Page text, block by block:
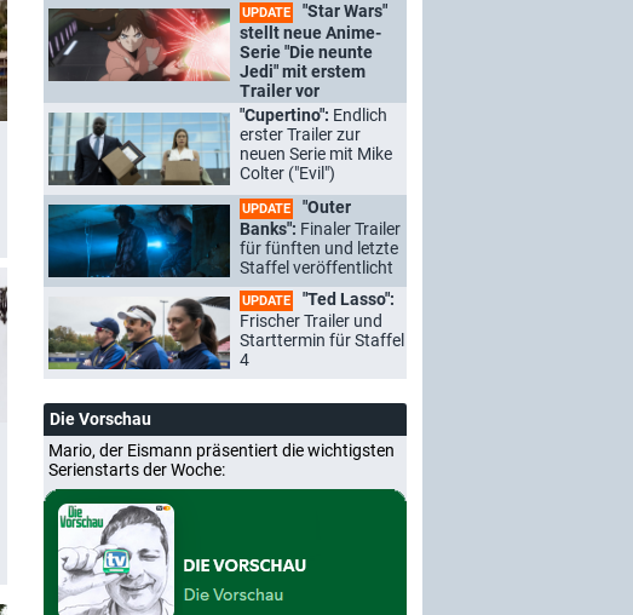
UPDATE
"Star Wars"
stellt neue Anime-
Serie "Die neunte
Jedi" mit erstem
Trailer vor
"Cupertino": Endlich
erster Trailer zur
neuen Serie mit Mike
Colter ("Evil")
UPDATE
"Outer
Banks": Finaler Trailer
für fünften und letzte
Staffel veröffentlicht
UPDATE
"Ted Lasso":
Frischer Trailer und
Starttermin für Staffel
4
Die Vorschau
Mario, der Eismann präsentiert die wichtigsten
Serienstarts der Woche: